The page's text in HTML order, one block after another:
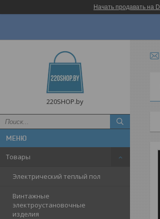
Начать продавать на
220SHOP.by
Товары
Электрический теплый пол
Винтажные
электроустановочные
изделия